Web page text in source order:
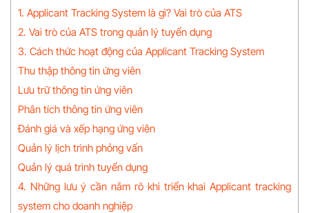
1. Applicant Tracking System là gì? Vai trò của ATS
2. Vai trò của ATS trong quản lý tuyển dụng
3. Cách thức hoạt động của Applicant Tracking System
Thu thập thông tin ứng viên
Lưu trữ thông tin ứng viên
Phân tích thông tin ứng viên
Đánh giá và xếp hạng ứng viên
Quản lý lịch trình phỏng vấn
Quản lý quá trình tuyển dụng
4. Những lưu ý cần nắm rõ khi triển khai Applicant tracking
system cho doanh nghiệp